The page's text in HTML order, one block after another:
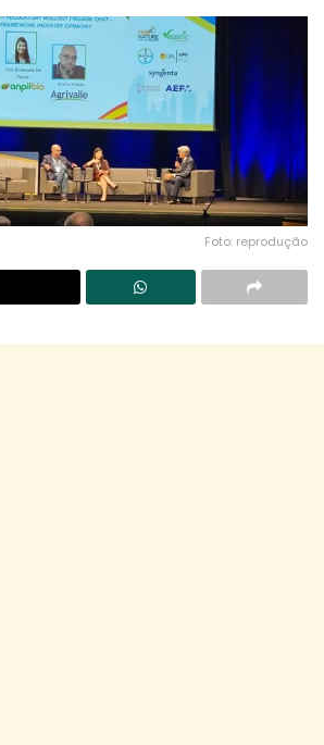
Foto: reprodução